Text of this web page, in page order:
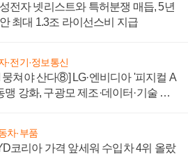
전자 넷리스트와 특허분쟁 매듭, 5년
최대 1.3조 라이선스비 지급
·전기·정보통신
뭉쳐야 산다⑧] LG·엔비디아 '피지컬 A
맹 강화, 구광모 제조·데이터·기술 결
차·부품
코리아 가격 앞세워 수입차 4위 올랐